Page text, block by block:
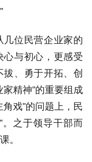
几位民营企业家的
心与初心，更感受
、勇于开拓、创
精神”的重要组成
戏”的问题上，民
。之于领导干部而
。